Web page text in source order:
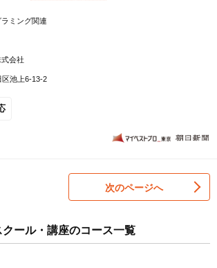
ミング関連
会社
区池上6-13-2
次のページへ
ール・講座のコース一覧